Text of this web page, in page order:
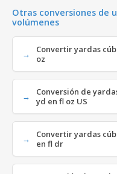
Otras conversiones de
volúmenes
Convertir yardas
oz
Conversión de
yd en fl oz US
Convertir yardas
en fl dr